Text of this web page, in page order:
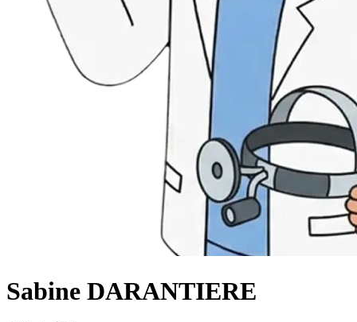
Sabine DARANTIERE